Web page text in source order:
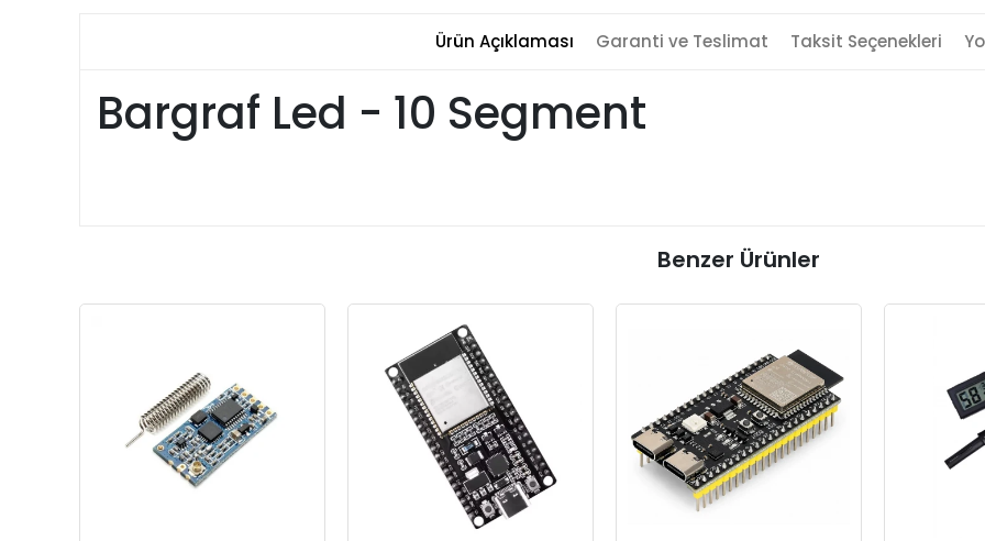
Ürün Açıklaması Garanti ve Teslimat Taksit Seçenekleri
Bargraf Led - 10 Segment
Benzer Ürünler